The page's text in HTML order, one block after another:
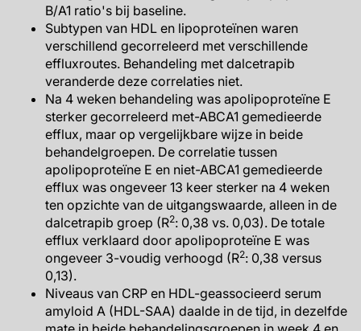
B/A1 ratio's bij baseline.
Subtypen van HDL en lipoproteïnen waren
verschillend gecorreleerd met verschillende
effluxroutes. Behandeling met dalcetrapib
veranderde deze correlaties niet.
Na 4 weken behandeling was apolipoproteïne E
sterker gecorreleerd met-ABCA1 gemedieerde
efflux, maar op vergelijkbare wijze in beide
behandelgroepen. De correlatie tussen
apolipoproteïne E en niet-ABCA1 gemedieerde
efflux was ongeveer 13 keer sterker na 4 weken
ten opzichte van de uitgangswaarde, alleen in de
dalcetrapib groep (R2: 0,38 vs. 0,03). De totale
efflux verklaard door apolipoproteïne E was
ongeveer 3-voudig verhoogd (R2: 0,38 versus
0,13).
Niveaus van CRP en HDL-geassocieerd serum
amyloid A (HDL-SAA) daalde in de tijd, in dezelfde